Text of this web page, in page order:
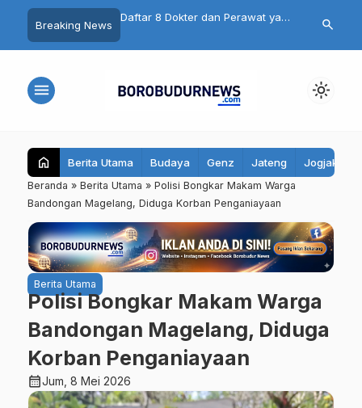
Breaking News
Depok Saepul:
Usai Digerayangi
Daftar 8 Dokter dan Perawat yang
Yurizal, Keluarga Sampaikan
Catat! 10
Ini,
search
menu light_mode
home Berita Utama Budaya Genz Jateng Jogjakarta
Beranda » Berita Utama » Polisi Bongkar Makam Warga
Bandongan Magelang, Diduga Korban Penganiayaan
Berita Utama
Polisi Bongkar Makam Warga
Bandongan Magelang, Diduga
Korban Penganiayaan
calendar_monthJum, 8 Mei 2026